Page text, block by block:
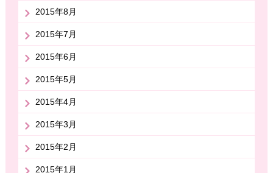
2015年8月
2015年7月
2015年6月
2015年5月
2015年4月
2015年3月
2015年2月
2015年1月